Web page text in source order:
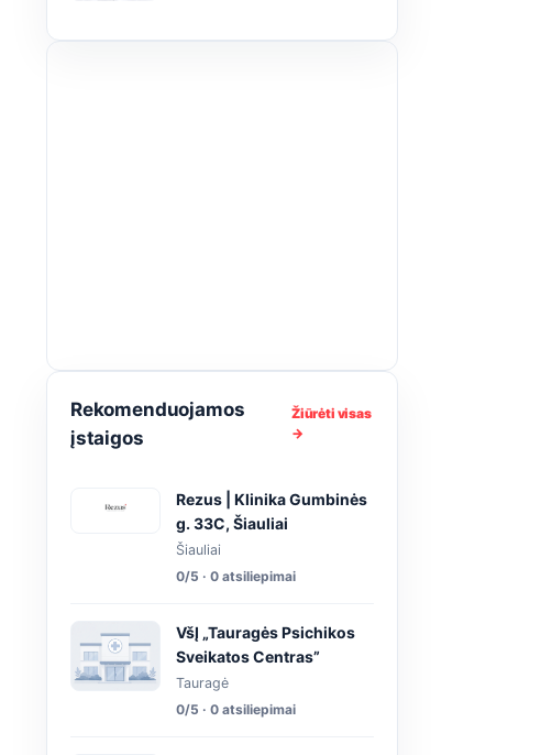
Rekomenduojamos
įstaigos
Žiūrėti visas
→
Rezus | Klinika Gumbinės
g. 33C, Šiauliai
Šiauliai
0/5 · 0 atsiliepimai
VšĮ „Tauragės Psichikos
Sveikatos Centras”
Tauragė
0/5 · 0 atsiliepimai